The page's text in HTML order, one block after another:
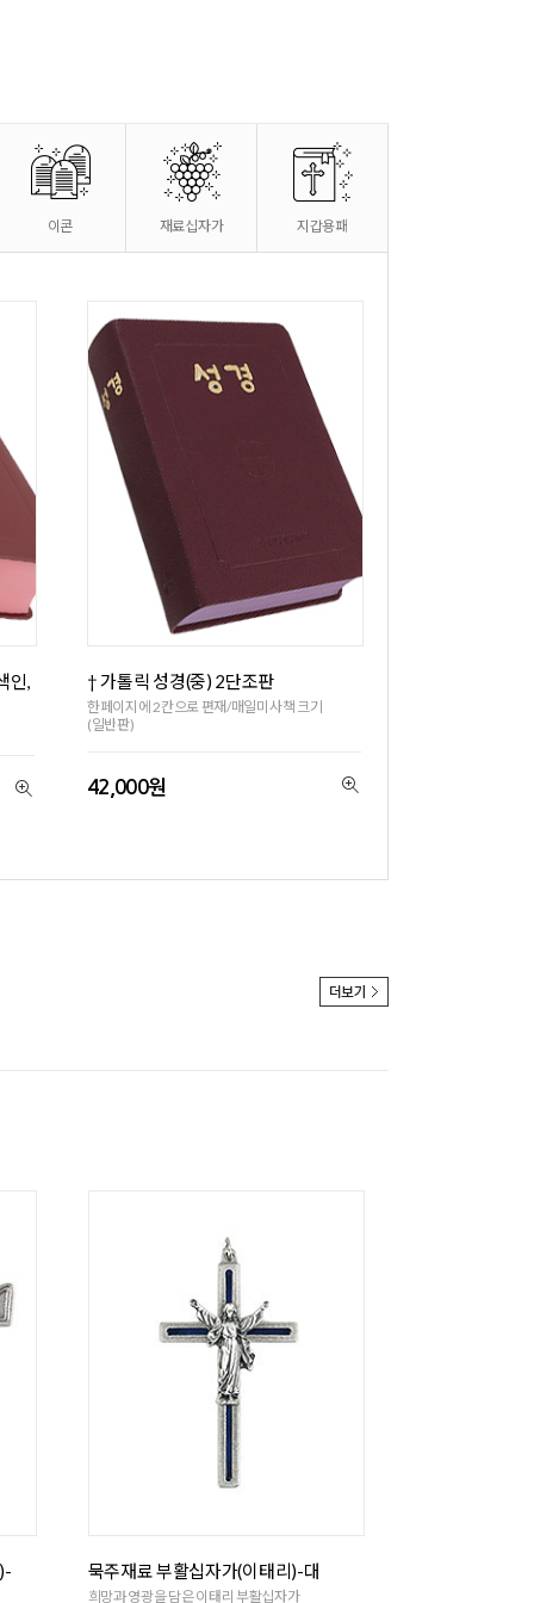
이콘 재료십자가 지갑용패
인, † 가톨릭 성경(중) 2단조판
한페이지에 2칸으로 편재/매일미사책 크기
(일반판)
42,000원
묵주재료 부활십자가(이태리)-대
희망과 영광을 담은 이태리 부활십자가